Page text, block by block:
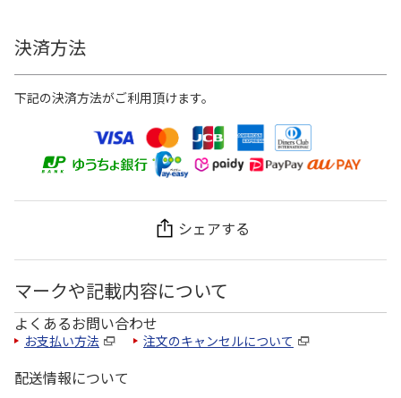
決済方法
下記の決済方法がご利用頂けます。
シェアする
マークや記載内容について
よくあるお問い合わせ
お支払い方法 注文のキャンセルについて
配送情報について